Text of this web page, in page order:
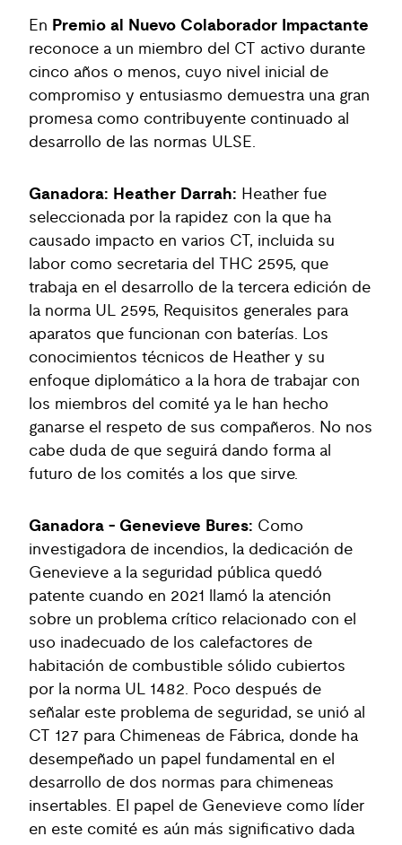
En Premio al Nuevo Colaborador Impactante
reconoce a un miembro del CT activo durante
cinco años o menos, cuyo nivel inicial de
compromiso y entusiasmo demuestra una gran
promesa como contribuyente continuado al
desarrollo de las normas ULSE.
Ganadora: Heather Darrah: Heather fue
seleccionada por la rapidez con la que ha
causado impacto en varios CT, incluida su
labor como secretaria del THC 2595, que
trabaja en el desarrollo de la tercera edición de
la norma UL 2595, Requisitos generales para
aparatos que funcionan con baterías. Los
conocimientos técnicos de Heather y su
enfoque diplomático a la hora de trabajar con
los miembros del comité ya le han hecho
ganarse el respeto de sus compañeros. No nos
cabe duda de que seguirá dando forma al
futuro de los comités a los que sirve.
Ganadora - Genevieve Bures: Como
investigadora de incendios, la dedicación de
Genevieve a la seguridad pública quedó
patente cuando en 2021 llamó la atención
sobre un problema crítico relacionado con el
uso inadecuado de los calefactores de
habitación de combustible sólido cubiertos
por la norma UL 1482. Poco después de
señalar este problema de seguridad, se unió al
CT 127 para Chimeneas de Fábrica, donde ha
desempeñado un papel fundamental en el
desarrollo de dos normas para chimeneas
insertables. El papel de Genevieve como líder
en este comité es aún más significativo dada